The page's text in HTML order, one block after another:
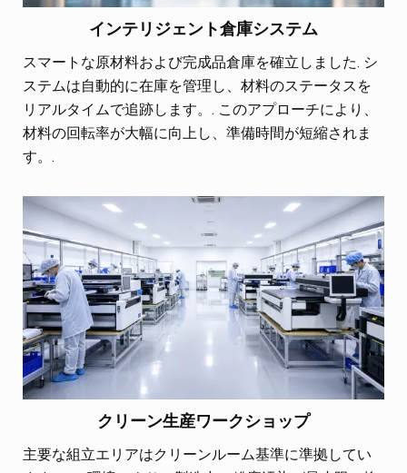
インテリジェント倉庫システム
スマートな原材料および完成品倉庫を確立しました. シ
ステムは自動的に在庫を管理し、材料のステータスを
リアルタイムで追跡します。. このアプローチにより、
材料の回転率が大幅に向上し、準備時間が短縮されま
す。.
クリーン生産ワークショップ
主要な組立エリアはクリーンルーム基準に準拠してい